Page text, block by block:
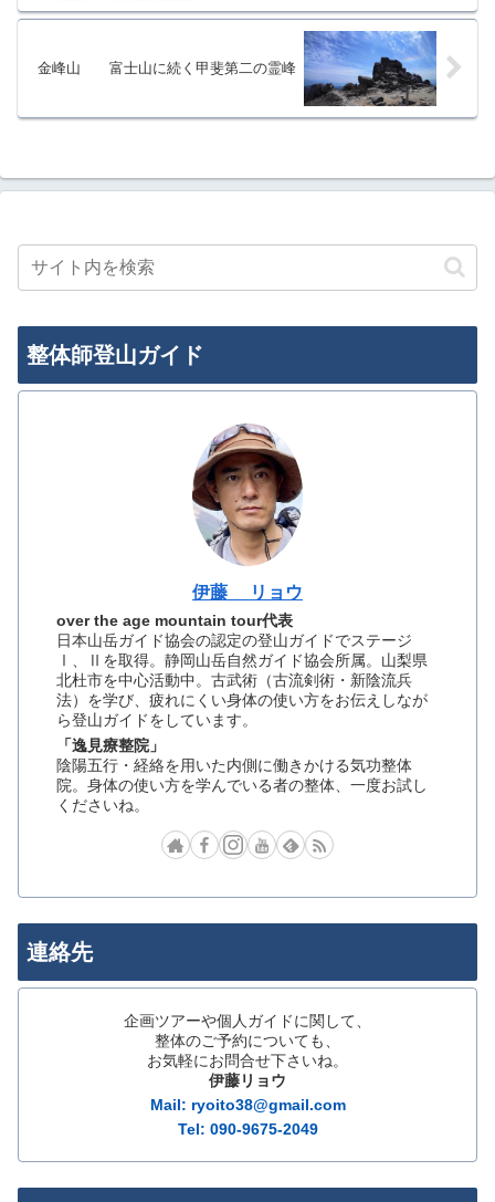
金峰山 富士山に続く甲斐第二の霊峰
整体師登山ガイド
伊藤 リョウ
over the age mountain tour代表
日本山岳ガイド協会の認定の登山ガイドでステージ
Ⅰ、Ⅱを取得。静岡山岳自然ガイド協会所属。山梨県
北杜市を中心活動中。古武術（古流剣術・新陰流兵
法）を学び、疲れにくい身体の使い方をお伝えしなが
ら登山ガイドをしています。
「逸見療整院」
陰陽五行・経絡を用いた内側に働きかける気功整体
院。身体の使い方を学んでいる者の整体、一度お試し
くださいね。
連絡先
企画ツアーや個人ガイドに関して、
整体のご予約についても、
お気軽にお問合せ下さいね。
伊藤リョウ
Mail: ryoito38@gmail.com
Tel: 090-9675-2049